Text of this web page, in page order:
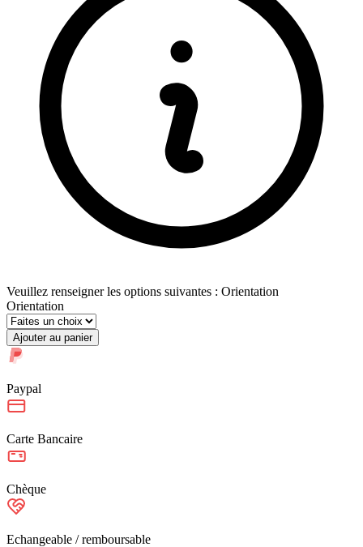
Veuillez renseigner les options suivantes : Orientation
Orientation
Ajouter au panier
Paypal
Carte Bancaire
Chèque
Echangeable / remboursable